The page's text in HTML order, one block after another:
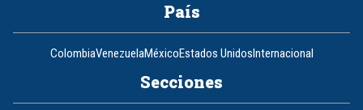
País
ColombiaVenezuelaMéxicoEstados UnidosInternacional
Secciones